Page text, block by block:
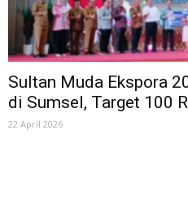
Sultan Muda Ekspora
di Sumsel, Target 100
22 April 2026